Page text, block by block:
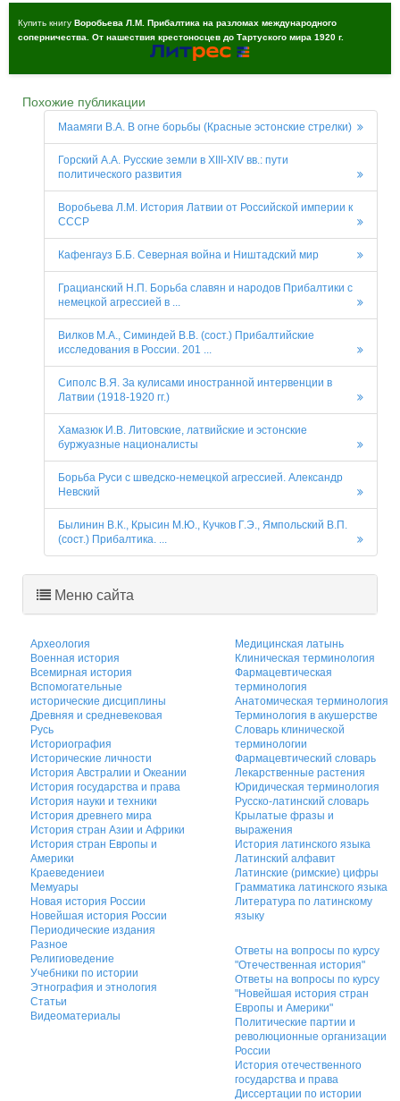
Купить книгу Воробьева Л.М. Прибалтика на разломах международного
соперничества. От нашествия крестоносцев до Тартуского мира 1920 г.
Похожие публикации
Маамяги В.А. В огне борьбы (Красные эстонские стрелки)
Горский А.А. Русские земли в XIII-XIV вв.: пути
политического развития
Воробьева Л.М. История Латвии от Российской империи к
СССР
Кафенгауз Б.Б. Северная война и Ништадский мир
Грацианский Н.П. Борьба славян и народов Прибалтики с
немецкой агрессией в ...
Вилков М.А., Симиндей В.В. (сост.) Прибалтийские
исследования в России. 201 ...
Сиполс В.Я. За кулисами иностранной интервенции в
Латвии (1918-1920 гг.)
Хамазюк И.В. Литовские, латвийские и эстонские
буржуазные националисты
Борьба Руси с шведско-немецкой агрессией. Александр
Невский
Былинин В.К., Крысин М.Ю., Кучков Г.Э., Ямпольский В.П.
(сост.) Прибалтика. ...
Меню сайта
Археология
Военная история
Всемирная история
Вспомогательные
исторические дисциплины
Древняя и средневековая
Русь
Историография
Исторические личности
История Австралии и Океании
История государства и права
История науки и техники
История древнего мира
История стран Азии и Африки
История стран Европы и
Америки
Краеведениеи
Мемуары
Новая история России
Новейшая история России
Периодические издания
Разное
Религиоведение
Учебники по истории
Этнография и этнология
Статьи
Видеоматериалы
Медицинская латынь
Клиническая терминология
Фармацевтическая
терминология
Анатомическая терминология
Терминология в акушерстве
Словарь клинической
терминологии
Фармацевтический словарь
Лекарственные растения
Юридическая терминология
Русско-латинский словарь
Крылатые фразы и
выражения
История латинского языка
Латинский алфавит
Латинские (римские) цифры
Грамматика латинского языка
Литература по латинскому
языку
Ответы на вопросы по курсу
"Отечественная история"
Ответы на вопросы по курсу
"Новейшая история стран
Европы и Америки"
Политические партии и
революционные организации
России
История отечественного
государства и права
Диссертации по истории